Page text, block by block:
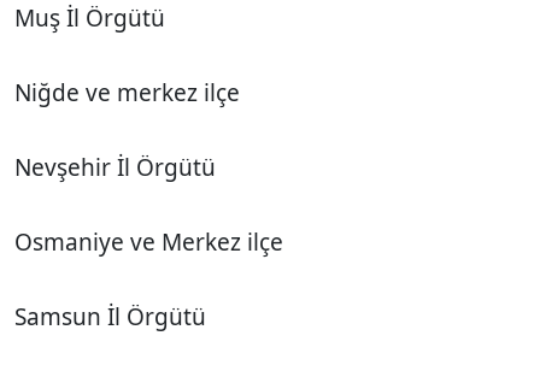
Muş İl Örgütü
Niğde ve merkez ilçe
Nevşehir İl Örgütü
Osmaniye ve Merkez ilçe
Samsun İl Örgütü